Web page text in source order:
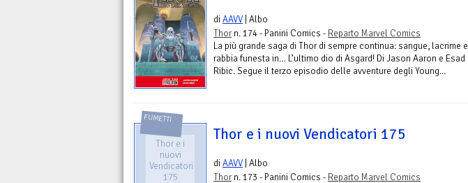
diAAVV | Albo
Thorn. 174 - Panini Comics - Reparto Marvel Comics
La più grande saga di Thor di sempre continua: sangue, lacrime e
rabbia funesta in… L’ultimo dio di Asgard! Di Jason Aaron e Esad
Ribic. Segue il terzo episodio delle avventure degli Young...
FUMETTI
Thor e i
nuovi
Vendicatori
175
Thor e i nuovi Vendicatori 175
diAAVV | Albo
Thorn. 173 - Panini Comics - Reparto Marvel Comics